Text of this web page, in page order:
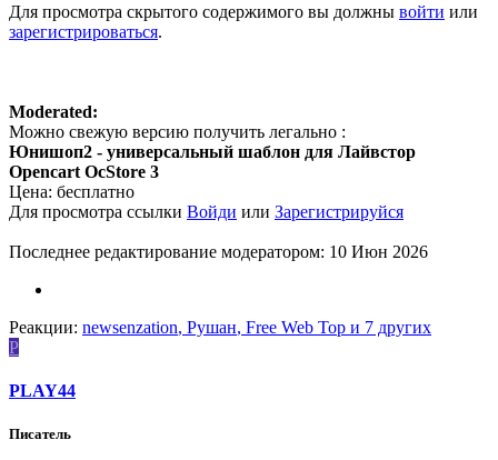
Для просмотра скрытого содержимого вы должны войти или
зарегистрироваться.
Moderated:
Можно свежую версию получить легально :
Юнишоп2 - универсальный шаблон для Лайвстор
Opencart OcStore 3
Цена: бесплатно
Для просмотра ссылки Войди или Зарегистрируйся
Последнее редактирование модератором: 10 Июн 2026
Реакции: newsenzation, Рушан, Free Web Top и 7 других
P
PLAY44
Писатель